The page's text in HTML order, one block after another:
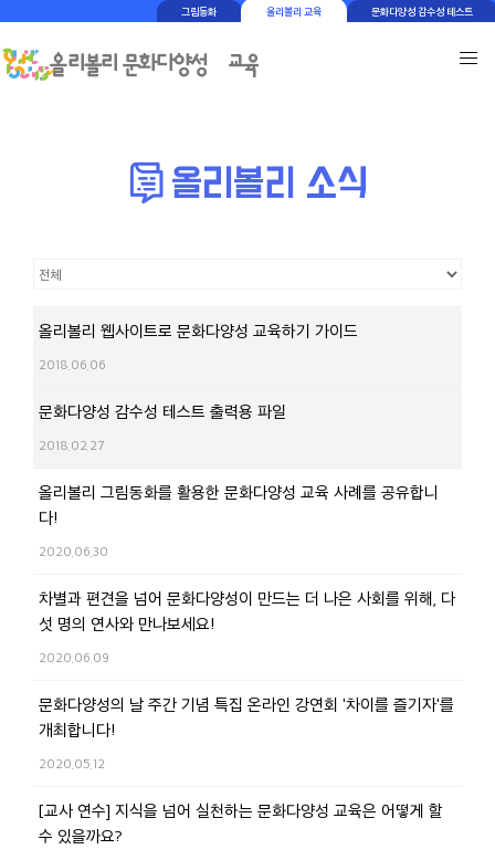
그림동화 올리볼리 교육 문화다양성 감수성 테스트
올리볼리 웹사이트로 문화다양성 교육하기 가이드
2018.06.06
문화다양성 감수성 테스트 출력용 파일
2018.02.27
올리볼리 그림동화를 활용한 문화다양성 교육 사례를 공유합니
다!
2020.06.30
차별과 편견을 넘어 문화다양성이 만드는 더 나은 사회를 위해, 다
섯 명의 연사와 만나보세요!
2020.06.09
문화다양성의 날 주간 기념 특집 온라인 강연회 '차이를 즐기자'를
개최합니다!
2020.05.12
[교사 연수] 지식을 넘어 실천하는 문화다양성 교육은 어떻게 할
수 있을까요?